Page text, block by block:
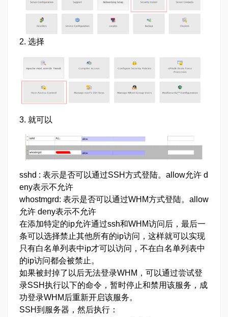
2. 选择
3. 就可以
sshd : 表示是否可以通过SSH方式登陆。allow允许 d
eny表示不允许
whostmgrd: 表示是否可以通过WHM方式登陆。allow
允许 deny表示不允许
在添加特定的ip允许通过ssh和WHM访问后，最后一
条可以选择禁止其他所有的ip访问，这样就可以实现
只有白名单列表中ip才可以访问，不在白名单列表中
的ip访问都会被禁止。
如果被封掉了以后无法登录WHM，可以通过尝试登
录SSH执行以下的命令，暂时停止和禁用该服务，成
功登录WHM后重新开启该服务。
SSH到服务器，然后执行：